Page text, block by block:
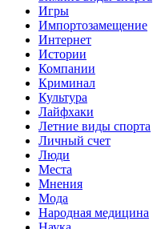
Игры
Импортозамещение
Интернет
Истории
Компании
Криминал
Культура
Лайфхаки
Летние виды спорта
Личный счет
Люди
Места
Мнения
Мода
Народная медицина